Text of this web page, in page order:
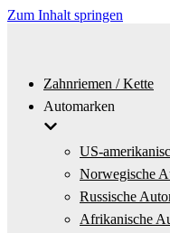
Zum Inhalt springen
Zahnriemen / Kette
Automarken
US-
Norwegische
Russische
Afrikanische